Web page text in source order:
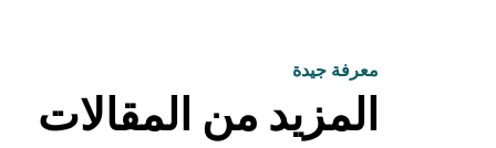
معرفة جيدة
المزيد من المقالات